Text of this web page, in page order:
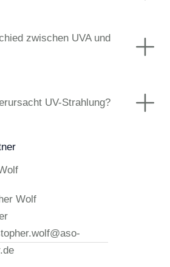
zwischen UVA und
UV-Strahlung?
Wolf